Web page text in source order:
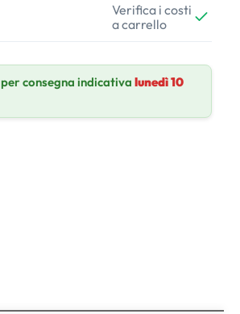
Verifica i costi
a carrello
per consegna indicativa lunedì 10